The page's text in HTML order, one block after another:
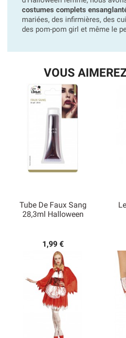
costumes complets
mariées, des infirmières, des
des pom-pom girl et même le
VOUS
Tube De Faux Sang
28,3ml Halloween
1,99 €